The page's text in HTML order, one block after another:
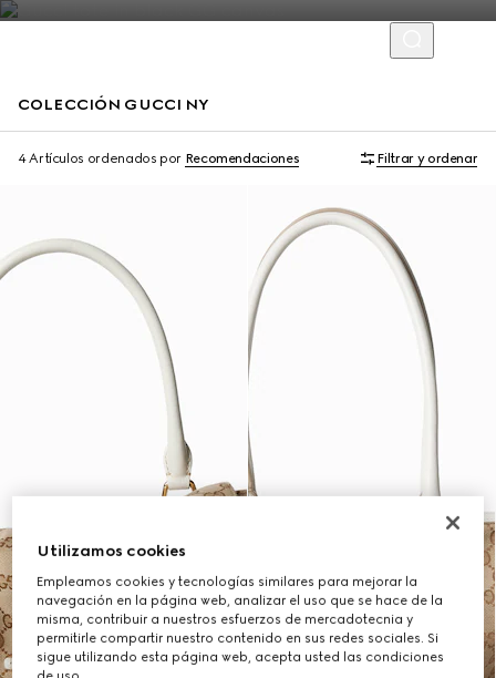
COLECCIÓN GUCCI NY
4 Artículos ordenados por Recomendaciones Filtrar y ordenar
Limited Edition Limited Edition
Utilizamos cookies
Empleamos cookies y tecnologías similares para mejorar la
navegación en la página web, analizar el uso que se hace de la
misma, contribuir a nuestros esfuerzos de mercadotecnia y
permitirle compartir nuestro contenido en sus redes sociales. Si
sigue utilizando esta página web, acepta usted las condiciones